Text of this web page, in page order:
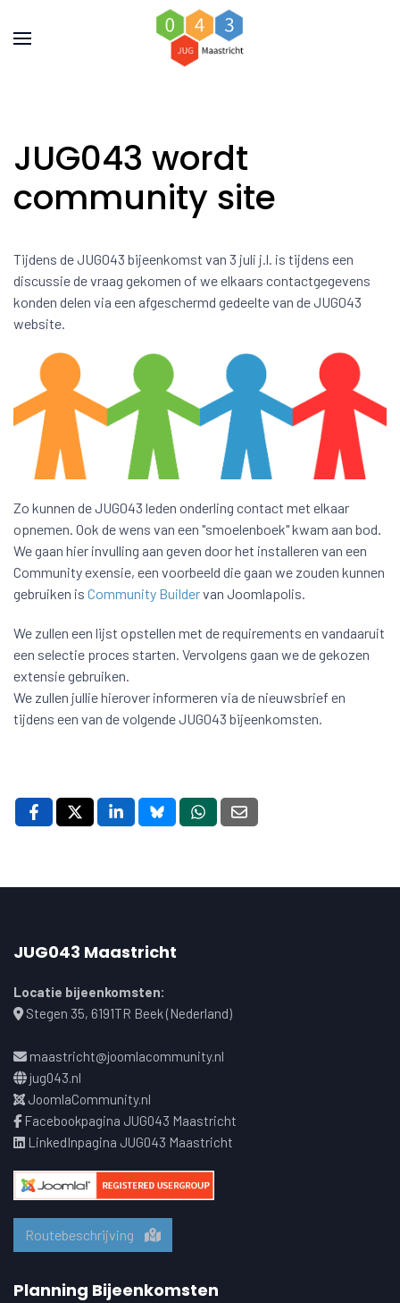
JUG043 wordt
community site
Tijdens de JUG043 bijeenkomst van 3 juli j.l. is tijdens een
discussie de vraag gekomen of we elkaars contactgegevens
konden delen via een afgeschermd gedeelte van de JUG043
website.
Zo kunnen de JUG043 leden onderling contact met elkaar
opnemen. Ook de wens van een "smoelenboek" kwam aan bod.
We gaan hier invulling aan geven door het installeren van een
Community exensie, een voorbeeld die gaan we zouden kunnen
gebruiken is Community Buildervan Joomlapolis.
We zullen een lijst opstellen met de requirements en vandaaruit
een selectie proces starten. Vervolgens gaan we de gekozen
extensie gebruiken.
We zullen jullie hierover informeren via de nieuwsbrief en
tijdens een van de volgende JUG043 bijeenkomsten.
JUG043 Maastricht
Locatie bijeenkomsten:
Stegen 35, 6191TR Beek (Nederland)
maastricht@joomlacommunity.nl
jug043.nl
JoomlaCommunity.nl
Facebookpagina JUG043 Maastricht
LinkedInpagina JUG043 Maastricht
Routebeschrijving
Planning Bijeenkomsten